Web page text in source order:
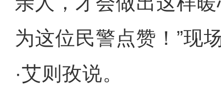
为这位民警点赞！”现
·艾则孜说。